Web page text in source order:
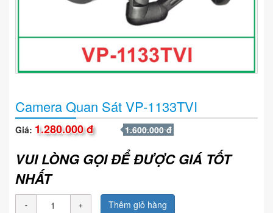
Camera Quan Sát VP-1133TVI
Giá: 1.280.000 đ 1.600.000 đ
VUI LÒNG GỌI ĐỂ ĐƯỢC GIÁ TỐT
NHẤT
Thêm giỏ hàng